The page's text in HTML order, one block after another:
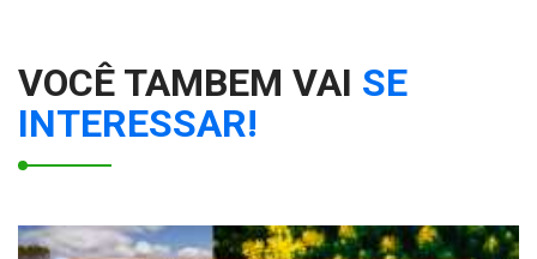
VOCÊ TAMBEM VAI SE
INTERESSAR!